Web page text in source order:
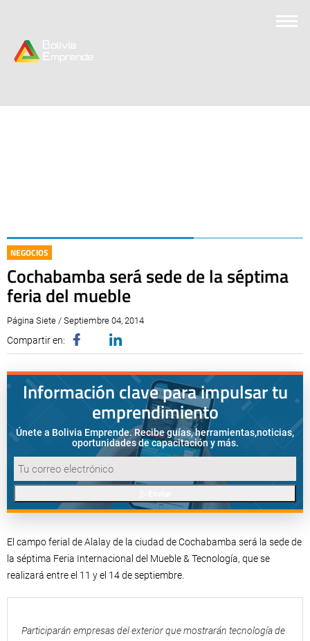
NEGOCIOS
Cochabamba será sede de la séptima
feria del mueble
Página Siete / Septiembre 04, 2014
Compartir en:
Información clave para impulsar tu
emprendimiento
Únete a Bolivia Emprende. Recibe guías, herramientas,noticias,
oportunidades de capacitación y más.
El campo ferial de Alalay de la ciudad de Cochabamba será la sede de
la séptima Feria Internacional del Mueble & Tecnología, que se
realizará entre el 11 y el 14 de septiembre.
Participarán empresas del exterior que mostrarán tecnología de